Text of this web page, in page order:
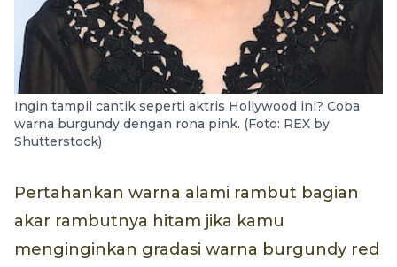
Ingin tampil cantik seperti aktris Hollywood ini? Coba
warna burgundy dengan rona pink. (Foto: REX by
Shutterstock)
Pertahankan warna alami rambut bagian
akar rambutnya hitam jika kamu
menginginkan gradasi warna burgundy red